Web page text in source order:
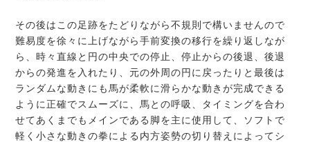
その後はこの足跡をたどりながら不規則で構いませんので
難易度を徐々に上げながら手前変換の移行を繰り返しなが
ら、時々直線と円の中央での停止、停止からの後退、後退
からの発進を入れたり、元の外周の円に戻ったりと最後は
ランダムな動きにも馬が柔軟に滑らかな動きが完成できる
ように正確でスムーズに、馬との呼吸、タイミングを合わ
せてあくまでもメインである脚を主に使用して、ソフトで
軽く小さな動きの拳による内方姿勢の切り替えによってシ